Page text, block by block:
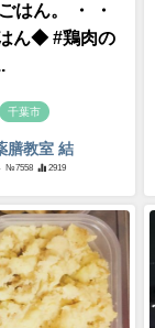
はん。 ・ ・
ん◆ #鶏肉の
千葉市
膳教室 結
№7558 2919